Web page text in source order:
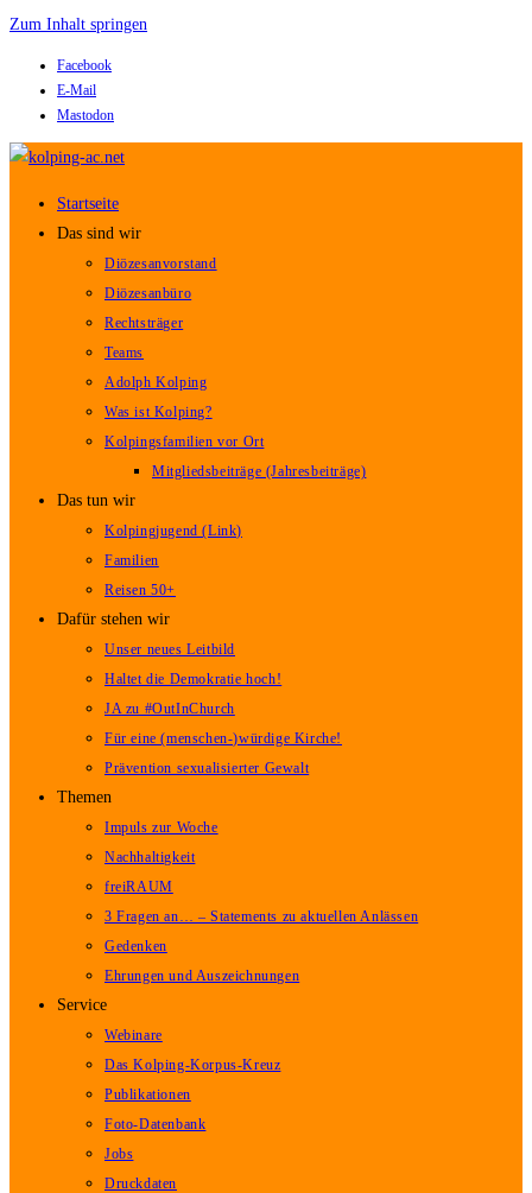
Zum Inhalt springen
Facebook
E-Mail
Mastodon
Startseite
Das sind wir
Diözesanvorstand
Diözesanbüro
Rechtsträger
Teams
Adolph Kolping
Was ist Kolping?
Kolpingsfamilien vor Ort
Mitgliedsbeiträge (Jahresbeiträge)
Das tun wir
Kolpingjugend (Link)
Familien
Reisen 50+
Dafür stehen wir
Unser neues Leitbild
Haltet die Demokratie hoch!
JA zu #OutInChurch
Für eine (menschen-)würdige Kirche!
Prävention sexualisierter Gewalt
Themen
Impuls zur Woche
Nachhaltigkeit
freiRAUM
3 Fragen an… – Statements zu aktuellen Anlässen
Gedenken
Ehrungen und Auszeichnungen
Service
Webinare
Das Kolping-Korpus-Kreuz
Publikationen
Foto-Datenbank
Jobs
Druckdaten